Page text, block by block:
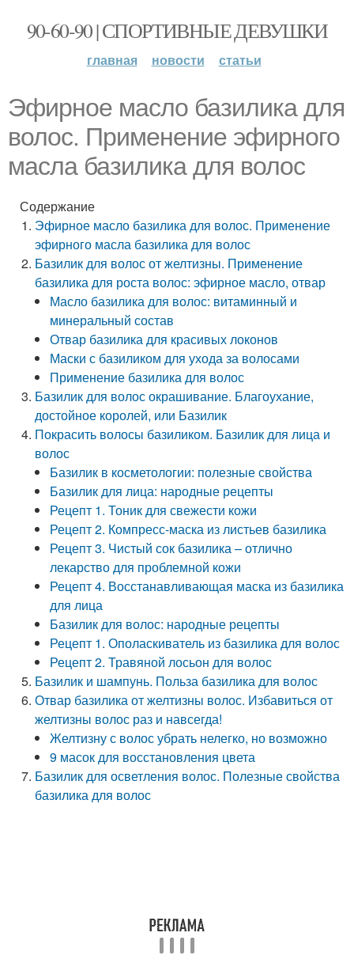
90-60-90 | СПОРТИВНЫЕ ДЕВУШКИ
главная новости статьи
Эфирное масло базилика для
волос. Применение эфирного
масла базилика для волос
Содержание
Эфирное масло базилика для волос. Применение
эфирного масла базилика для волос
Базилик для волос от желтизны. Применение
базилика для роста волос: эфирное масло, отвар
Масло базилика для волос: витаминный и
минеральный состав
Отвар базилика для красивых локонов
Маски с базиликом для ухода за волосами
Применение базилика для волос
Базилик для волос окрашивание. Благоухание,
достойное королей, или Базилик
Покрасить волосы базиликом. Базилик для лица и
волос
Базилик в косметологии: полезные свойства
Базилик для лица: народные рецепты
Рецепт 1. Тоник для свежести кожи
Рецепт 2. Компресс-маска из листьев базилика
Рецепт 3. Чистый сок базилика – отлично
лекарство для проблемной кожи
Рецепт 4. Восстанавливающая маска из базилика
для лица
Базилик для волос: народные рецепты
Рецепт 1. Ополаскиватель из базилика для волос
Рецепт 2. Травяной лосьон для волос
Базилик и шампунь. Польза базилика для волос
Отвар базилика от желтизны волос. Избавиться от
желтизны волос раз и навсегда!
Желтизну с волос убрать нелегко, но возможно
9 масок для восстановления цвета
Базилик для осветления волос. Полезные свойства
базилика для волос